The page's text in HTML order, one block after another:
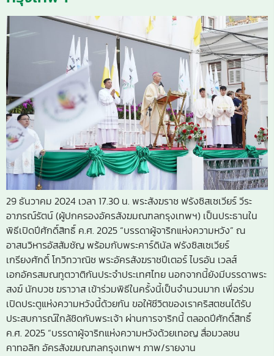
29 ธันวาคม 2024 เวลา 17.30 น. พระสังฆราช ฟรังซิสเซเวียร์ วีระ
อาภรณ์รัตน์ (ผู้ปกครองอัครสังฆมณฑลกรุงเทพฯ) เป็นประธานใน
พิธีเปิดปีศักดิ์สิทธิ์ ค.ศ. 2025 “บรรดาผู้จาริกแห่งความหวัง” ณ
อาสนวิหารอัสสัมชัญ พร้อมกับพระคาร์ดินัล ฟรังซิสเซเวียร์
เกรียงศักดิ์ โกวิทวาณิช พระอัครสังฆราชปีเตอร์ ไบรอัน เวลส์
เอกอัครสมณทูตวาติกันประจำประเทศไทย นอกจากนี้ยังมีบรรดาพระ
สงฆ์ นักบวช ฆราวาส เข้าร่วมพิธีในครั้งนี้เป็นจำนวนมาก เพื่อร่วม
เปิดประตูแห่งความหวังนี้ด้วยกัน ขอให้ชีวิตของเราคริสตชนได้รับ
ประสบการณ์ใกล้ชิดกับพระเจ้า ผ่านการจาริกนี้ ตลอดปีศักดิ์สิทธิ์
ค.ศ. 2025 “บรรดาผู้จาริกแห่งความหวังด้วยเทอญ สื่อมวลชน
คาทอลิก อัครสังฆมณฑลกรุงเทพฯ ภาพ/รายงาน